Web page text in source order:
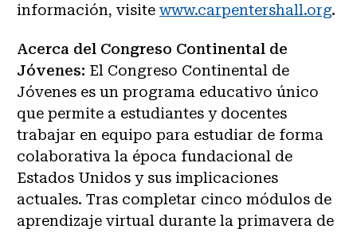
información, visite www.carpentershall.org.
Acerca del Congreso Continental de
Jóvenes: El Congreso Continental de
Jóvenes es un programa educativo único
que permite a estudiantes y docentes
trabajar en equipo para estudiar de forma
colaborativa la época fundacional de
Estados Unidos y sus implicaciones
actuales. Tras completar cinco módulos de
aprendizaje virtual durante la primavera de